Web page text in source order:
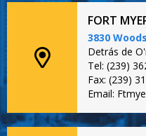
FORT
3830
Detrás de
Tel: (239)
Fax: (239)
Email: